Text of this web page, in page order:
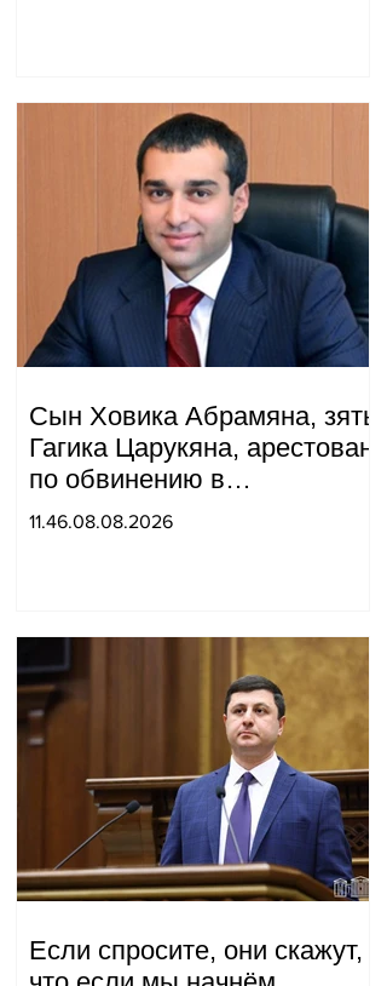
Арменией.
Сын Ховика Абрамяна, зять
Гагика Царукяна, арестован
по обвинению в
организации убийства.
11.46.08.08.2026
Если спросите, они скажут,